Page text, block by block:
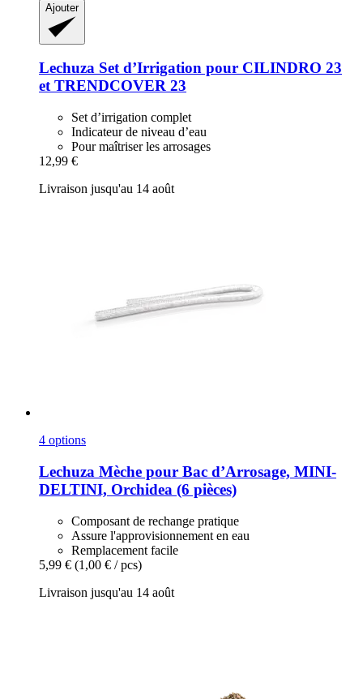
Ajouter
Lechuza Set d’Irrigation pour CILINDRO 23
et TRENDCOVER 23
Set d’irrigation complet
Indicateur de niveau d’eau
Pour maîtriser les arrosages
12,99 €
Livraison jusqu'au 14 août
4 options
Lechuza Mèche pour Bac d’Arrosage, MINI-​
DELTINI, Orchidea (6 pièces)
Composant de rechange pratique
Assure l'approvisionnement en eau
Remplacement facile
5,99 € (1,00 € / pcs)
Livraison jusqu'au 14 août